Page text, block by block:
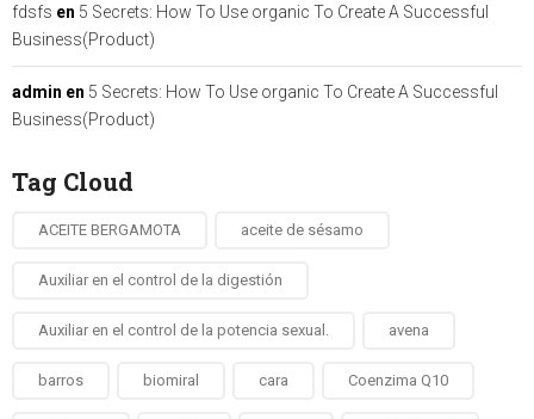
fdsfs en 5 Secrets: How To Use organic To Create A Successful
Business(Product)
admin en 5 Secrets: How To Use organic To Create A Successful
Business(Product)
Tag Cloud
ACEITE BERGAMOTA aceite de sésamo
Auxiliar en el control de la digestión
Auxiliar en el control de la potencia sexual. avena
barros biomiral cara Coenzima Q10